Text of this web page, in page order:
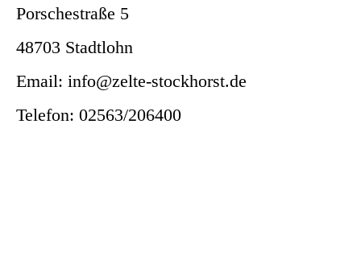
Porschestraße 5
48703 Stadtlohn
Email: info@zelte-stockhorst.de
Telefon: 02563/206400